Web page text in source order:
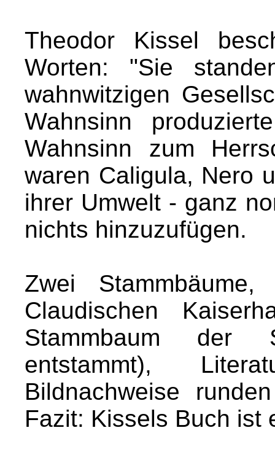
Theodor Kissel
Worten: "Sie
wahnwitzigen
Wahnsinn
Wahnsinn zum
waren Caligula, Nero
ihrer Umwelt - ganz
nichts hinzuzufügen.
Zwei
Claudischen
Stammbaum der
entstammt),
Bildnachweise
Fazit: Kissels Buch ist